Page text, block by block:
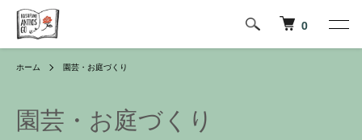
0
ホーム 園芸・お庭づくり
園芸・お庭づくり